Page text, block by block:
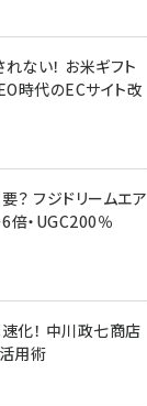
ない！ お米ギフト
時代のECサイト改
？ フジドリームエア
倍・UGC200％
化！ 中川政七商店
用術